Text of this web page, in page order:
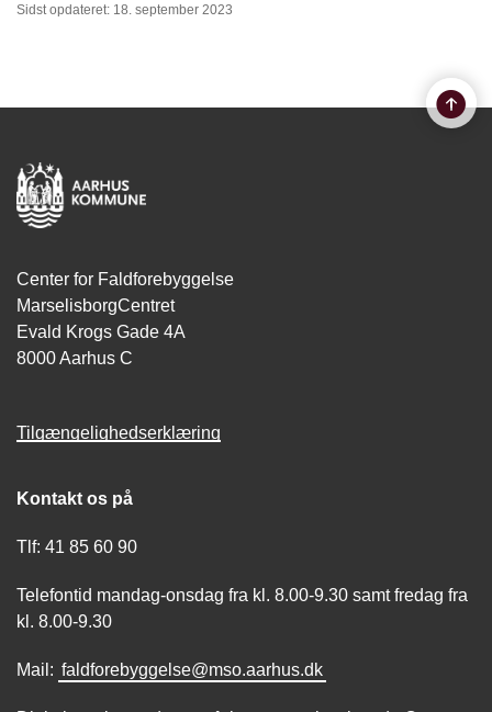
Sidst opdateret: 18. september 2023
Center for Faldforebyggelse
MarselisborgCentret
Evald Krogs Gade 4A
8000 Aarhus C
Tilgængelighedserklæring
Kontakt os på
Tlf: 41 85 60 90
Telefontid mandag-onsdag fra kl. 8.00-9.30 samt fredag fra
kl. 8.00-9.30
Mail: faldforebyggelse@mso.aarhus.dk